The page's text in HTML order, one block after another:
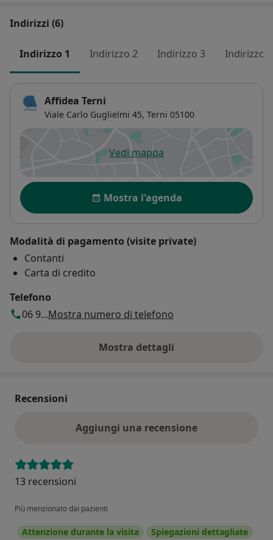
Indirizzi (6)
Indirizzo 1 Indirizzo 2 Indirizzo 3 Indirizzo 4
Affidea Terni
Viale Carlo Guglielmi 45, Terni 05100
Vedi mappasi apre in una nuova scheda
Disponibilità
Mostra l'agenda
Modalità di pagamento (visite private)
Contanti
Carta di credito
Telefono
06 9...Mostra numero di telefono
Mostra dettagli
sull'indirizzo
Recensioni
Aggiungi una recensione
13 recensioni
Più menzionato dai pazienti
Attenzione durante la visita Spiegazioni dettagliate